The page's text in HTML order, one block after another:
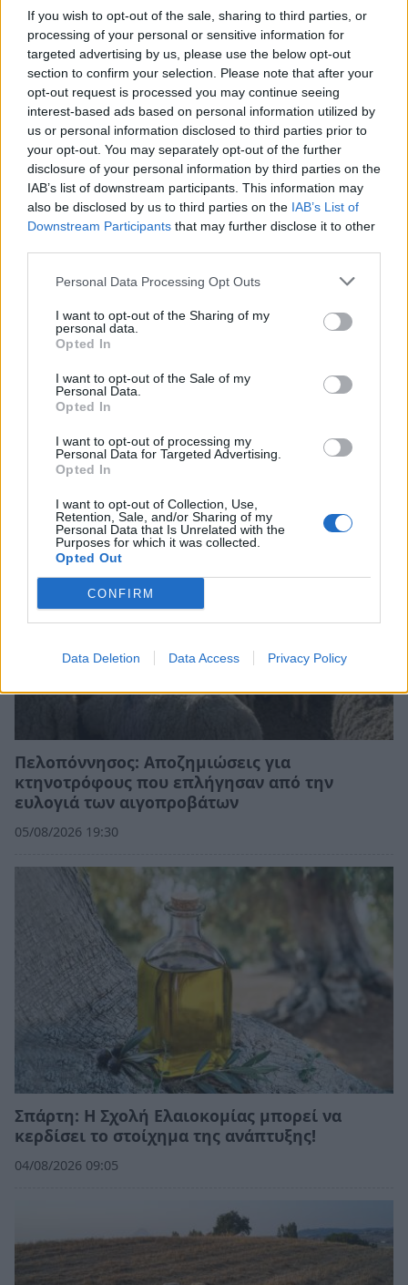
If you wish to opt-out of the sale, sharing to third parties, or
processing of your personal or sensitive information for
targeted advertising by us, please use the below opt-out
section to confirm your selection. Please note that after your
opt-out request is processed you may continue seeing
interest-based ads based on personal information utilized by
us or personal information disclosed to third parties prior to
your opt-out. You may separately opt-out of the further
disclosure of your personal information by third parties on the
IAB’s list of downstream participants. This information may
also be disclosed by us to third parties on the IAB’s List of
Downstream Participants that may further disclose it to other
Personal Data Processing Opt Outs
I want to opt-out of the Sharing of my
personal data.
Opted In
I want to opt-out of the Sale of my
Personal Data.
Opted In
I want to opt-out of processing my
Personal Data for Targeted Advertising.
Opted In
I want to opt-out of Collection, Use,
Retention, Sale, and/or Sharing of my
Personal Data that Is Unrelated with the
Purposes for which it was collected.
Opted Out
CONFIRM
Data Deletion Data Access Privacy Policy
Ψηφιακό Δελτίο Αποστολής: Τι αλλάζει στις
λαϊκές αγορές και τα ελαιοτριβεία
06/08/2026 10:58
Guardian: Έρχονται νέες αυξήσεις στο
καλλιέργειες στην Ευρώπη
05/08/2026 23:19
Πελοπόννησος: Αποζημιώσεις για
κτηνοτρόφους που επλήγησαν από την
ευλογιά των αιγοπροβάτων
05/08/2026 19:30
Σπάρτη: Η Σχολή Ελαιοκομίας μπορεί να
κερδίσει το στοίχημα της ανάπτυξης!
04/08/2026 09:05